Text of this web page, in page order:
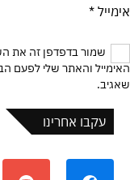
אימייל *
שמור בדפדפן זה את
האימייל והאתר שלי לפעם
שאגיב.
עקבו אחרינו